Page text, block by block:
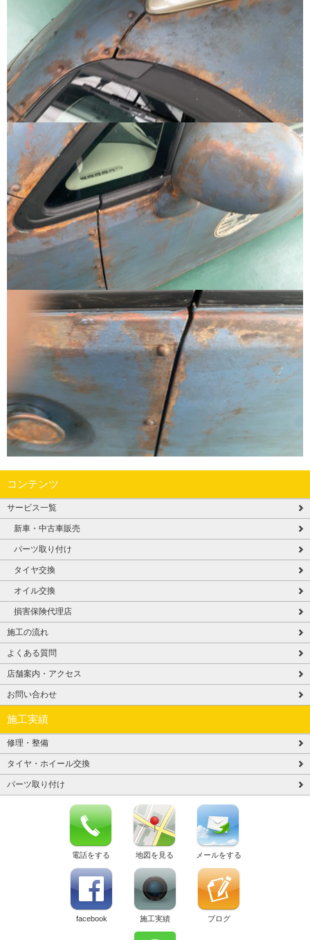
コンテンツ
サービス一覧
新車・中古車販売
パーツ取り付け
タイヤ交換
オイル交換
損害保険代理店
施工の流れ
よくある質問
店舗案内・アクセス
お問い合わせ
施工実績
修理・整備
タイヤ・ホイール交換
パーツ取り付け
電話をする 地図を見る メールをする
facebook 施工実績 ブログ